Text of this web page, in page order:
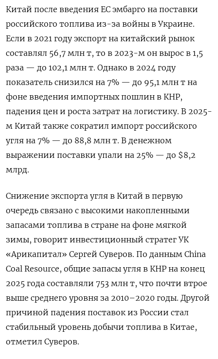
Китай после введения ЕС эмбарго на поставки
российского топлива из-за войны в Украине.
Если в 2021 году экспорт на китайский рынок
составлял 56,7 млн т, то в 2023-м он вырос в 1,5
раза — до 102,1 млн т. Однако в 2024 году
показатель снизился на 7% — до 95,1 млн т на
фоне введения импортных пошлин в КНР,
падения цен и роста затрат на логистику. В 2025-
м Китай также сократил импорт российского
угля на 7% — до 88,8 млн т. В денежном
выражении поставки упали на 25% — до $8,2
млрд.
Снижение экспорта угля в Китай в первую
очередь связано с высокими накопленными
запасами топлива в стране на фоне мягкой
зимы, говорит инвестиционный стратег УК
«Арикапитал» Сергей Суверов. По данным China
Coal Resource, общие запасы угля в КНР на конец
2025 года составляли 753 млн т, что почти втрое
выше среднего уровня за 2010–2020 годы. Другой
причиной падения поставок из России стал
стабильный уровень добычи топлива в Китае,
отметил Суверов.